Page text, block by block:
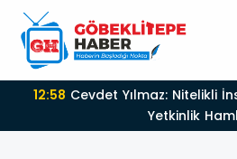
12:58
Yetkinlik